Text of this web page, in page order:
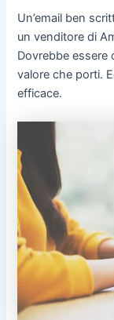
Un’email ben
un venditore di
Dovrebbe essere
valore che porti.
efficace.